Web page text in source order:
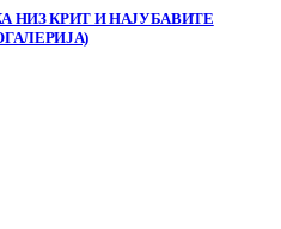
НИЗ КРИТ И НАЈУБАВИТЕ